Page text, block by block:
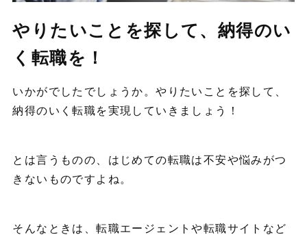
やりたいことを探して、納得のい
く転職を！
いかがでしたでしょうか。やりたいことを探して、
納得のいく転職を実現していきましょう！
とは言うものの、はじめての転職は不安や悩みがつ
きないものですよね。
そんなときは、転職エージェントや転職サイトなど